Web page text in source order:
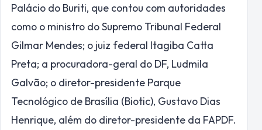
Palácio do Buriti, que contou com autoridades
como o ministro do Supremo Tribunal Federal
Gilmar Mendes; o juiz federal Itagiba Catta
Preta; a procuradora-geral do DF, Ludmila
Galvão; o diretor-presidente Parque
Tecnológico de Brasília (Biotic), Gustavo Dias
Henrique, além do diretor-presidente da FAPDF.